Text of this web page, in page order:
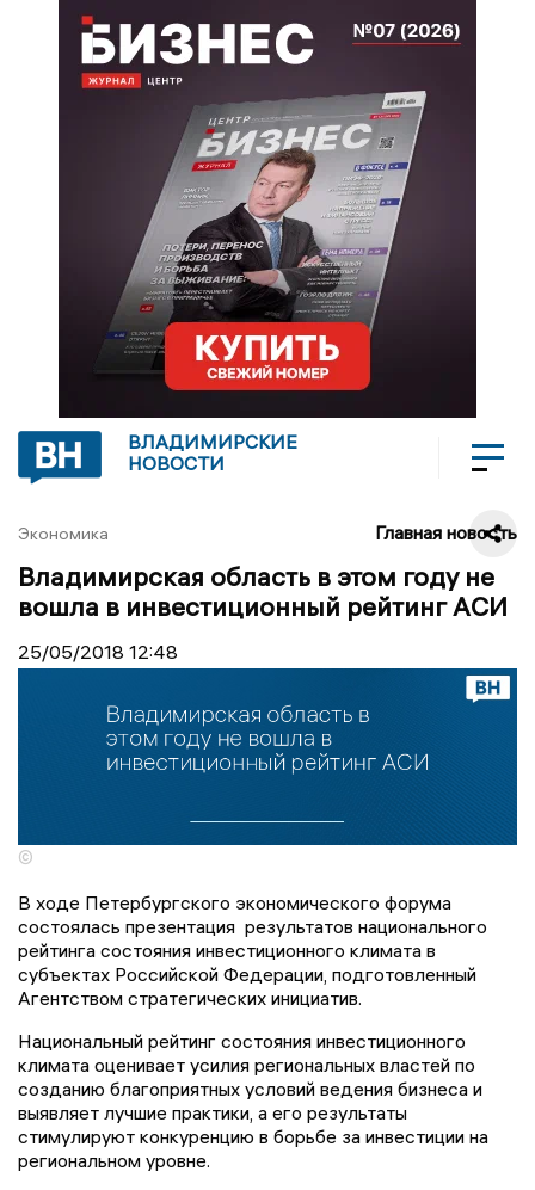
ВЛАДИМИРСКИЕ
НОВОСТИ
Экономика Главная новость
Владимирская область в этом году не
вошла в инвестиционный рейтинг АСИ
25/05/2018 12:48
©
В ходе Петербургского экономического форума
состоялась презентация результатов национального
рейтинга состояния инвестиционного климата в
субъектах Российской Федерации, подготовленный
Агентством стратегических инициатив.
Национальный рейтинг состояния инвестиционного
климата оценивает усилия региональных властей по
созданию благоприятных условий ведения бизнеса и
выявляет лучшие практики, а его результаты
стимулируют конкуренцию в борьбе за инвестиции на
региональном уровне.